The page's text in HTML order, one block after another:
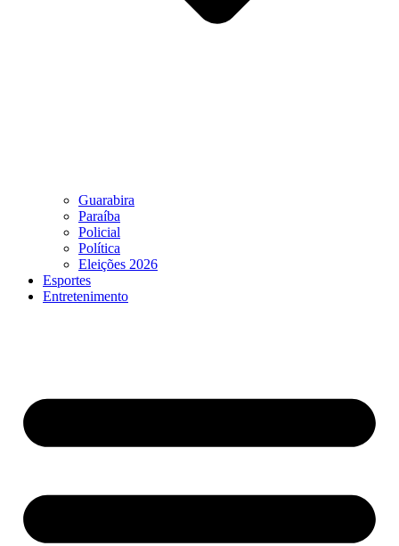
Guarabira
Paraíba
Policial
Política
Eleições 2026
Esportes
Entretenimento